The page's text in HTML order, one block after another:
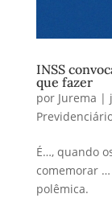
INSS
que fazer
por Jurema |
É…, quando
comemorar …
polêmica.